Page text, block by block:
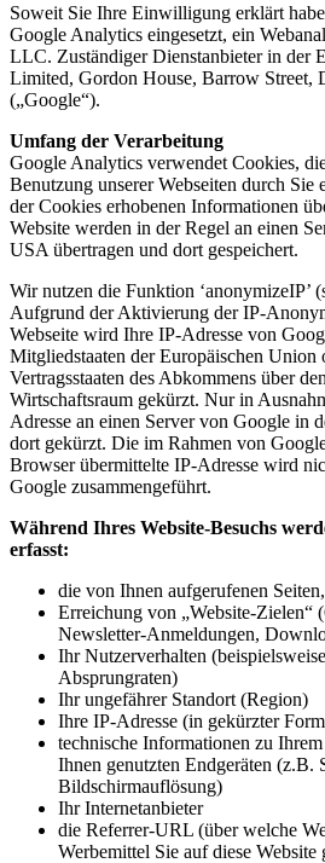
Soweit Sie Ihre Einwilligung erklärt
Google Analytics eingesetzt, ein
LLC. Zuständiger Dienstanbieter in der
Limited, Gordon House, Barrow Street,
(„Google“).
Umfang der Verarbeitung
Google Analytics verwendet Cookies,
Benutzung unserer Webseiten durch Sie
der Cookies erhobenen Informationen
Website werden in der Regel an einen
USA übertragen und dort gespeichert.
Wir nutzen die Funktion ‘anonymizeIP’
Aufgrund der Aktivierung der IP-
Webseite wird Ihre IP-Adresse von
Mitgliedstaaten der Europäischen Union
Vertragsstaaten des Abkommens über
Wirtschaftsraum gekürzt. Nur in
Adresse an einen Server von Google in
dort gekürzt. Die im Rahmen von
Browser übermittelte IP-Adresse wird
Google zusammengeführt.
Während Ihres Website-Besuchs
erfasst:
die von Ihnen aufgerufenen
Erreichung von „Website-Zielen“
Newsletter-Anmeldungen,
Ihr Nutzerverhalten
Absprungraten)
Ihr ungefährer Standort (Region)
Ihre IP-Adresse (in gekürzter
technische Informationen zu
Ihnen genutzten Endgeräten (z.B.
Bildschirmauflösung)
Ihr Internetanbieter
die Referrer-URL (über welche
Werbemittel Sie auf diese Website